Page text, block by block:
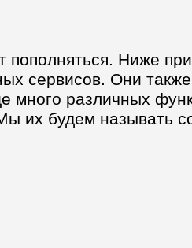
пополняться. Ниже
сервисов. Они
много различных
их будем называть